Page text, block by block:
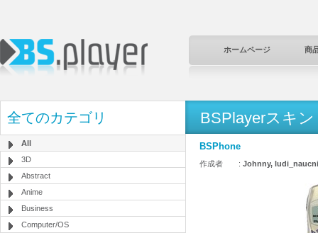
ホームページ 商
全てのカテゴリ
All
3D
Abstract
Anime
Business
Computer/OS
BSPlayerスキン
BSPhone
作成者 : Johnny,